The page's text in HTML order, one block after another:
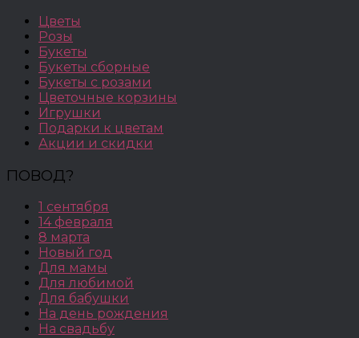
Цветы
Розы
Букеты
Букеты сборные
Букеты с розами
Цветочные корзины
Игрушки
Подарки к цветам
Акции и скидки
ПОВОД?
1 сентября
14 февраля
8 марта
Новый год
Для мамы
Для любимой
Для бабушки
На день рождения
На свадьбу